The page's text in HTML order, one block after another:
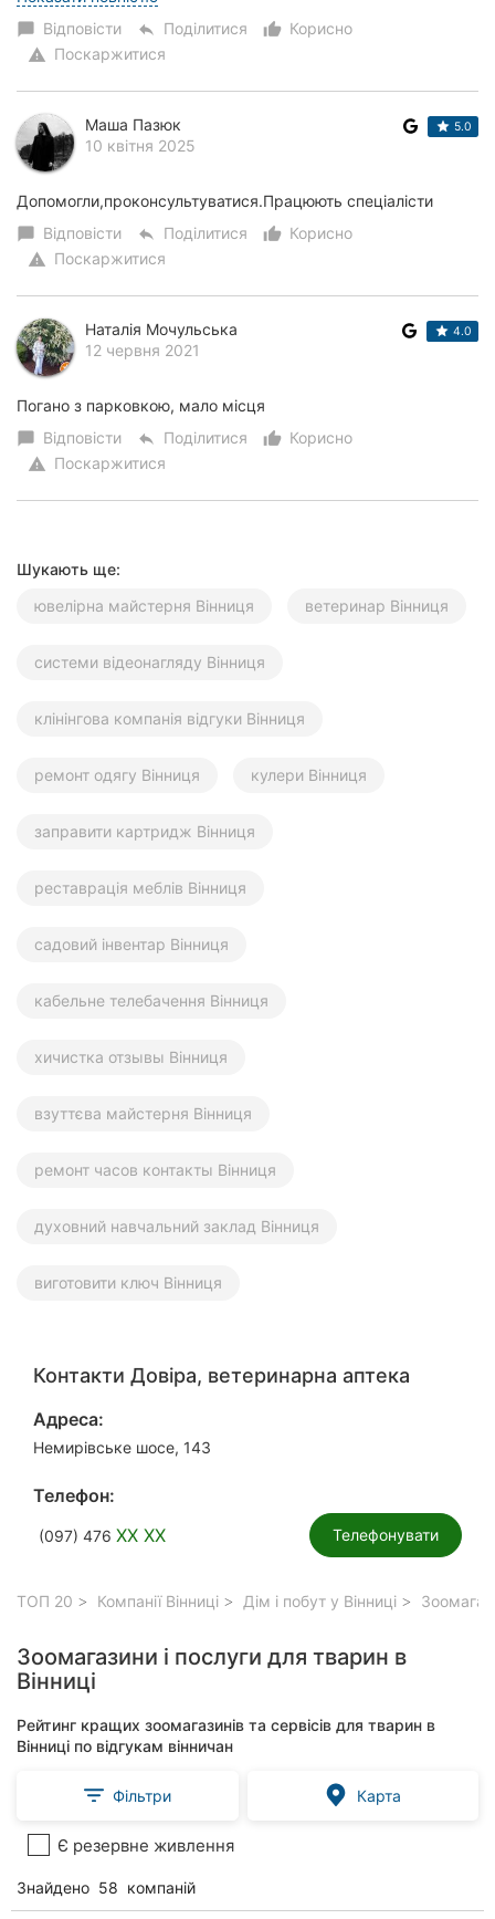
chat_bubble Відповісти reply Поділитися thumb_up_alt
Корисно
warning Поскаржитися
Маша Пазюк
10 квітня 2025
5.0
Допомогли,проконсультуватися.Працюють спеціалісти
chat_bubble Відповісти reply Поділитися thumb_up_alt
Корисно
warning Поскаржитися
Наталія Мочульська
12 червня 2021
4.0
Погано з парковкою, мало місця
chat_bubble Відповісти reply Поділитися thumb_up_alt
Корисно
warning Поскаржитися
Шукають ще:
ювелірна майстерня Вінниця
ветеринар Вінниця
системи відеонагляду Вінниця
клінінгова компанія відгуки Вінниця
ремонт одягу Вінниця кулери Вінниця
заправити картридж Вінниця
реставрація меблів Вінниця
садовий інвентар Вінниця
кабельне телебачення Вінниця
хичистка отзывы Вінниця
взуттєва майстерня Вінниця
ремонт часов контакты Вінниця
духовний навчальний заклад Вінниця
виготовити ключ Вінниця
Контакти Довіра, ветеринарна аптека
Адреса:
Немирівське шосе, 143
Телефон:
(097) 476 XX XX Телефонувати
ТОП 20 Компанії Вінниці Дім і побут у Вінниці
Зоомагазини і послуги для тварин в
Вінниці
Рейтинг кращих зоомагазинів та сервісів для тварин в
Вінниці по відгукам вінничан
Фільтри Карта
Є резервне живлення
Знайдено 58 компаній